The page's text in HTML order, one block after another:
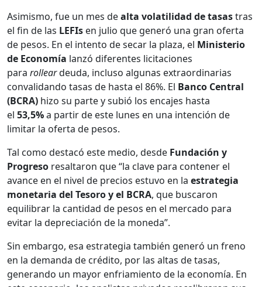
Asimismo, fue un mes dealta volatilidad de tasastras
el fin de las LEFIs en julio que generó una gran oferta
de pesos. En el intento de secar la plaza, el Ministerio
de Economía lanzó diferentes licitaciones
para rolleardeuda, incluso algunas extraordinarias
convalidando tasas de hasta el 86%. El Banco Central
(BCRA) hizo su parte y subió los encajes hasta
el 53,5%a partir de este lunes en una intención de
limitar la oferta de pesos.
Tal como destacó este medio, desde Fundación y
Progreso resaltaron que “la clave para contener el
avance en el nivel de precios estuvo en la estrategia
monetaria del Tesoro y el BCRA, que buscaron
equilibrar la cantidad de pesos en el mercado para
evitar la depreciación de la moneda”.
Sin embargo, esa estrategia también generó un freno
en la demanda de crédito, por las altas de tasas,
generando un mayor enfriamiento de la economía. En